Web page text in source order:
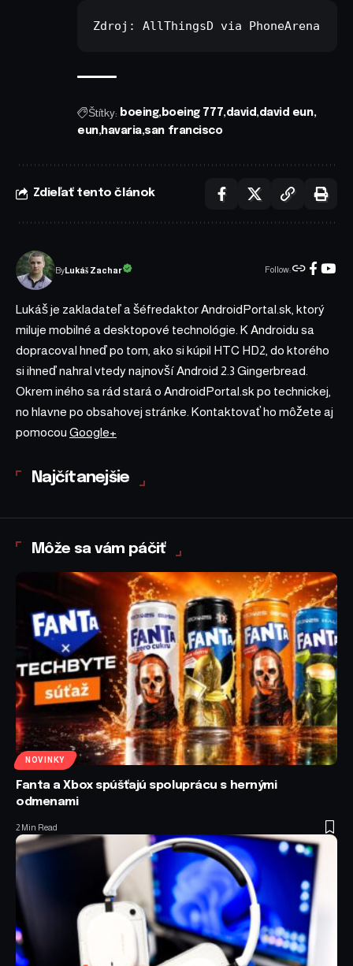
Zdroj: AllThingsD via PhoneArena
Štítky: boeing boeing 777 david david eun
eun havaria san francisco
Zdieľať tento článok
ByLukáš Zachar Follow:
Lukáš je zakladateľ a šéfredaktor AndroidPortal.sk, ktorý
miluje mobilné a desktopové technológie. K Androidu sa
dopracoval hneď po tom, ako si kúpil HTC HD2, do ktorého
si ihneď nahral vtedy najnovší Android 2.3 Gingerbread.
Okrem iného sa rád stará o AndroidPortal.sk po technickej,
no hlavne po obsahovej stránke. Kontaktovať ho môžete aj
pomocou Google+
Najčítanejšie
Môže sa vám páčiť
NOVINKY
Fanta a Xbox spúšťajú spoluprácu s hernými
odmenami
2 Min Read